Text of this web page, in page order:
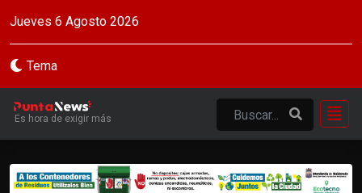
Jueves 6 Agosto 2026
Tema
Es hora de exigir más